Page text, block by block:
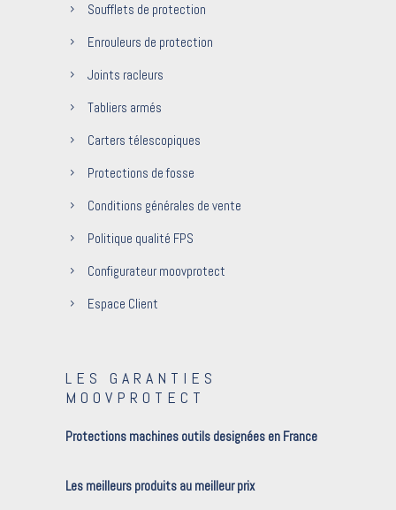
Soufflets de protection
Enrouleurs de protection
Joints racleurs
Tabliers armés
Carters télescopiques
Protections de fosse
Conditions générales de vente
Politique qualité FPS
Configurateur moovprotect
Espace Client
LES GARANTIES
MOOVPROTECT
Protections machines outils designées en France
Les meilleurs produits au meilleur prix